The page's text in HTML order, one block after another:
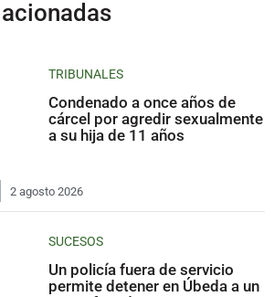
TRIBUNALES
Condenado a once años de
cárcel por agredir sexualmente
a su hija de 11 años
2 agosto 2026
SUCESOS
Un policía fuera de servicio
permite detener en Úbeda a un